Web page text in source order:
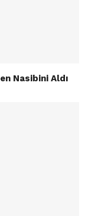
Nasibini Aldı